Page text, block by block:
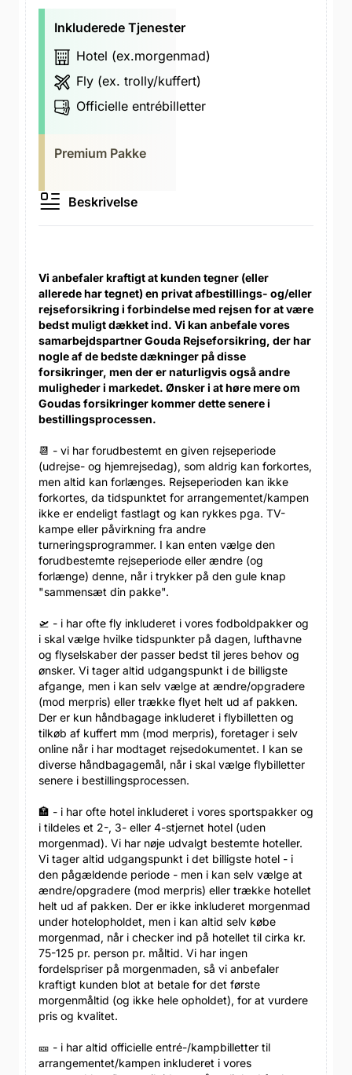
Inkluderede Tjenester
Hotel (ex.morgenmad)
Fly (ex. trolly/kuffert)
Officielle entrébilletter
Premium Pakke
Beskrivelse
Vi anbefaler kraftigt at kunden tegner (eller
allerede har tegnet) en privat afbestillings- og/eller
rejseforsikring i forbindelse med rejsen for at være
bedst muligt dækket ind. Vi kan anbefale vores
samarbejdspartner Gouda Rejseforsikring, der har
nogle af de bedste dækninger på disse
forsikringer, men der er naturligvis også andre
muligheder i markedet. Ønsker i at høre mere om
Goudas forsikringer kommer dette senere i
bestillingsprocessen.
📆 - vi har forudbestemt en given rejseperiode
(udrejse- og hjemrejsedag), som aldrig kan forkortes,
men altid kan forlænges. Rejseperioden kan ikke
forkortes, da tidspunktet for arrangementet/kampen
ikke er endeligt fastlagt og kan rykkes pga. TV-
kampe eller påvirkning fra andre
turneringsprogrammer. I kan enten vælge den
forudbestemte rejseperiode eller ændre (og
forlænge) denne, når i trykker på den gule knap
"sammensæt din pakke".
🛫 - i har ofte fly inkluderet i vores fodboldpakker og
i skal vælge hvilke tidspunkter på dagen, lufthavne
og flyselskaber der passer bedst til jeres behov og
ønsker. Vi tager altid udgangspunkt i de billigste
afgange, men i kan selv vælge at ændre/opgradere
(mod merpris) eller trække flyet helt ud af pakken.
Der er kun håndbagage inkluderet i flybilletten og
tilkøb af kuffert mm (mod merpris), foretager i selv
online når i har modtaget rejsedokumentet. I kan se
diverse håndbagagemål, når i skal vælge flybilletter
senere i bestillingsprocessen.
🏣 - i har ofte hotel inkluderet i vores sportspakker og
i tildeles et 2-, 3- eller 4-stjernet hotel (uden
morgenmad). Vi har nøje udvalgt bestemte hoteller.
Vi tager altid udgangspunkt i det billigste hotel - i
den pågældende periode - men i kan selv vælge at
ændre/opgradere (mod merpris) eller trække hotellet
helt ud af pakken. Der er ikke inkluderet morgenmad
under hotelopholdet, men i kan altid selv købe
morgenmad, når i checker ind på hotellet til cirka kr.
75-125 pr. person pr. måltid. Vi har ingen
fordelspriser på morgenmaden, så vi anbefaler
kraftigt kunden blot at betale for det første
morgenmåltid (og ikke hele opholdet), for at vurdere
pris og kvalitet.
🎫 - i har altid officielle entré-/kampbilletter til
arrangementet/kampen inkluderet i vores